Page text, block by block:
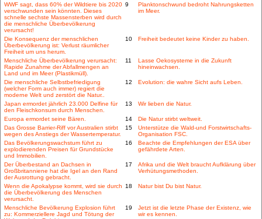
WWF sagt, dass 60% der Wildtiere bis 2020
verschwunden sein könnten. Dieses
schnelle sechste Massensterben wird durch
die menschliche Überbevölkerung
verursacht!
9
Planktonschwund bedroht Nahrungsketten
im Meer.
Die Konsequenz der menschlichen
Überbevölkerung ist: Verlust räumlicher
Freiheit um uns herum.
10 Freiheit bedeutet keine Kinder zu haben.
Menschliche Überbevölkerung verursacht:
Rapide Zunahme der Abfallmengen an
Land und im Meer (Plastikmüll).
11
Lasse Oekosysteme in die Zukunft
hineinwachsen.
Die menschliche Selbstbefriedigung
(welcher Form auch immer) regiert die
moderne Welt und zerstört die Natur..
12 Evolution: die wahre Sicht aufs Leben.
Japan ermordet jährlich 23.000 Delfine für
den Fleischkonsum durch Menschen.
13 Wir lieben die Natur.
Europa ermordet seine Bären. 14
Die Natur stirbt weltweit.
Das Grosse Barrier-Riff vor Australien stirbt
wegen des Anstiegs der Wassertemperatur.
15
Unterstütze die Wald-und Forstwirtschafts-
Organisation FSC.
Das Bevölkerungswachstum führt zu
explodierenden Preisen für Grundstücke
und Immobilien.
16
Beachte die Empfehlungen der ESA über
gefährdete Arten.
Der Überbestand an Dachsen in
Großbritanniene hat die Igel an den Rand
der Ausrottung gebracht.
17
Afrika und die Welt braucht Aufklärung über
Verhütungsmethoden.
Wenn die Apokalypse kommt, wird sie durch
die Überbevölkerung des Menschen
verursacht.
18 Natur bist Du bist Natur.
Menschliche Bevölkerung Explosion führt
zu: Kommerziellere Jagd und Tötung der
19
Jetzt ist die letzte Phase der Existenz, wie
wir es kennen.